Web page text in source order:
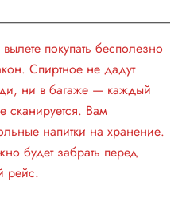
покупать бесполезно
Спиртное не дадут
ни в багаже — каждый
сканируется. Вам
напитки на хранение.
будет забрать перед
рейс.